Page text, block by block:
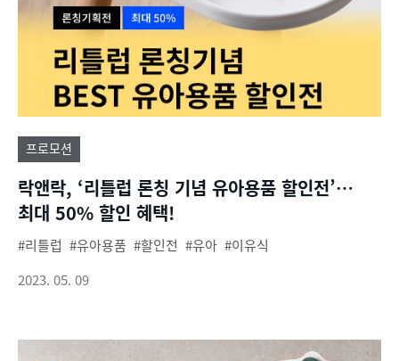
프로모션
락앤락, ‘리틀럽 론칭 기념 유아용품 할인전’…
최대 50% 할인 혜택!
리틀럽 유아용품 할인전 유아
이유식
2023. 05. 09